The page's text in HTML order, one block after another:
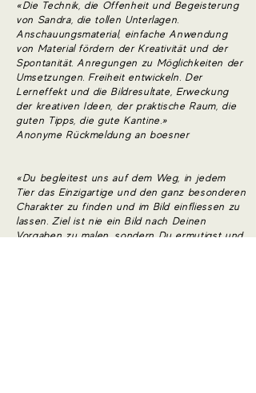
«Die Technik, die Offenheit und Begeisterung
von Sandra, die tollen Unterlagen.
Anschauungsmaterial, einfache Anwendung
von Material fördern der Kreativität und der
Spontanität. Anregungen zu Möglichkeiten der
Umsetzungen. Freiheit entwickeln. Der
Lerneffekt und die Bildresultate, Erweckung
der kreativen Ideen, der praktische Raum, die
guten Tipps, die gute Kantine.»
Anonyme Rückmeldung an boesner
«Du begleitest uns auf dem Weg, in jedem
Tier das Einzigartige und den ganz besonderen
Charakter zu finden und im Bild einfliessen zu
lassen. Ziel ist nie ein Bild nach Deinen
Vorgaben zu malen, sondern Du ermutigst und